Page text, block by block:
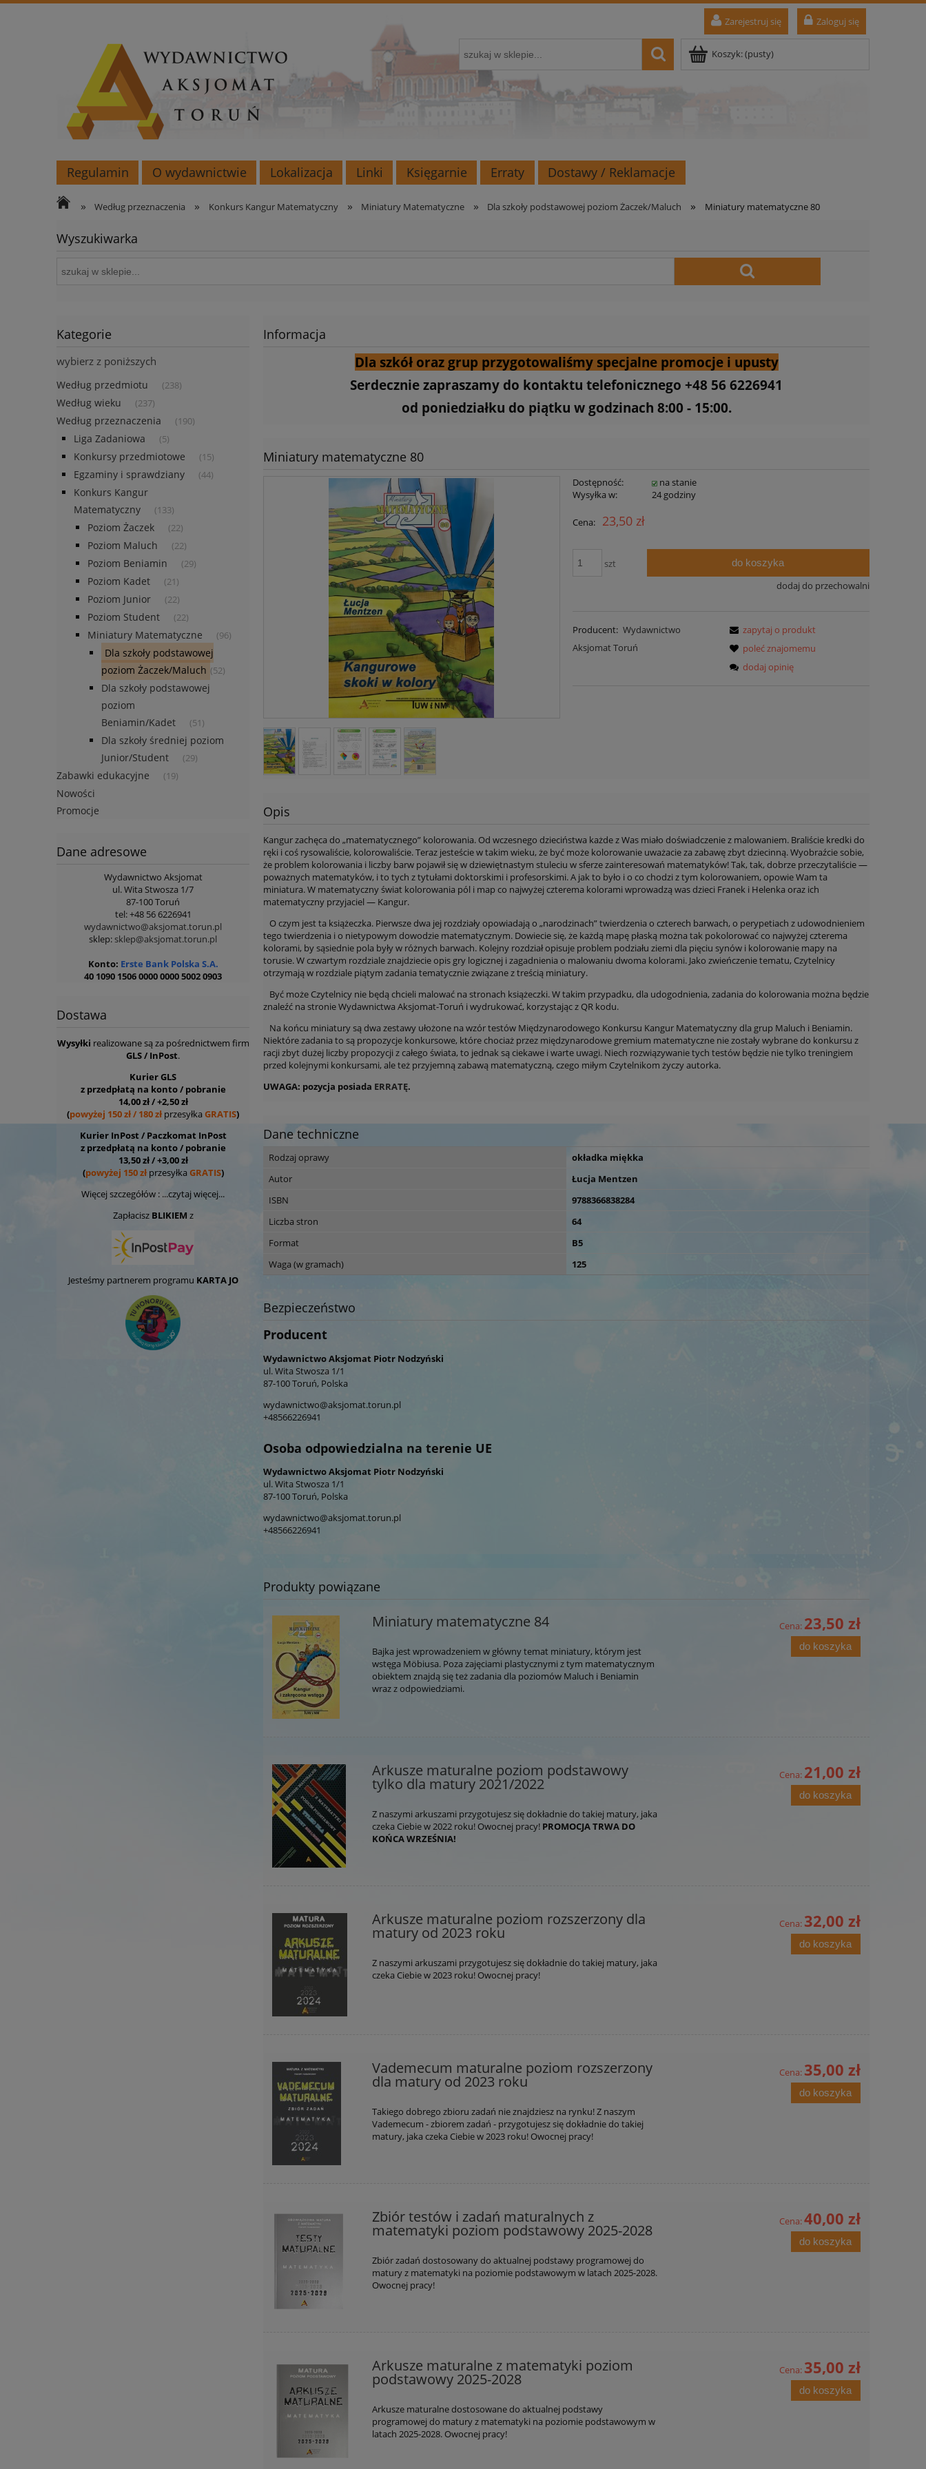
Zarejestruj się Zaloguj się
Koszyk:(pusty)
Regulamin O wydawnictwie Lokalizacja Linki Księgarnie Erraty Dostawy / Reklamacje
» Według przeznaczenia » Konkurs Kangur Matematyczny » Miniatury Matematyczne » Dla szkoły podstawowej poziom Żaczek/Maluch » Miniatury matematyczne 80
Wyszukiwarka
Kategorie
wybierz z poniższych
Według przedmiotu (238)
Według wieku (237)
Według przeznaczenia (190)
Liga Zadaniowa (5)
Konkursy przedmiotowe (15)
Egzaminy i sprawdziany (44)
Konkurs Kangur
Matematyczny
(133)
Poziom Żaczek (22)
Poziom Maluch (22)
Poziom Beniamin (29)
Poziom Kadet (21)
Poziom Junior (22)
Poziom Student (22)
Miniatury Matematyczne (96)
Dla szkoły podstawowej
poziom Żaczek/Maluch (52)
Dla szkoły podstawowej
poziom
Beniamin/Kadet
(51)
Dla szkoły średniej poziom
Junior/Student
(29)
Zabawki edukacyjne (19)
Nowości
Promocje
Dane adresowe
Wydawnictwo Aksjomat
ul. Wita Stwosza 1/7
87-100 Toruń
tel: +48 56 6226941
wydawnictwo@aksjomat.torun.pl
sklep:sklep@aksjomat.torun.pl
Konto: Erste Bank Polska S.A.
40 1090 1506 00000000 5002 0903
Dostawa
Wysyłki realizowane są za pośrednictwem firm
GLS / InPost.
Kurier GLS
z przedpłatą na konto / pobranie
14,00 zł / +2,50 zł
(powyżej 150 zł / 180 zł przesyłka GRATIS)
Kurier InPost / Paczkomat InPost
z przedpłatą na konto / pobranie
13,50 zł / +3,00 zł
(powyżej 150 zł przesyłka GRATIS)
Więcej szczegółów : ...czytaj więcej...
Zapłacisz BLIKIEM z
Jesteśmy partnerem programu KARTA JO
Informacja
Dla szkół oraz grup przygotowaliśmy specjalne promocje i upusty
Serdecznie zapraszamy do kontaktu telefonicznego +48 56 6226941
od poniedziałku do piątku w godzinach 8:00 - 15:00.
Miniatury matematyczne 80
Dostępność:
na stanie
Wysyłka w:
24 godziny
Cena: 23,50 zł
szt do koszyka
dodaj do przechowalni
Producent: Wydawnictwo
Aksjomat Toruń
zapytaj o produkt
poleć znajomemu
dodaj opinię
Opis
Kangur zachęca do „matematycznego” kolorowania. Od wczesnego dzieciństwa każde z Was miało doświadczenie z malowaniem. Braliście kredki do
ręki i coś rysowaliście, kolorowaliście. Teraz jesteście w takim wieku, że być może kolorowanie uważacie za zabawę zbyt dziecinną. Wyobraźcie sobie,
że problem kolorowania i liczby barw pojawił się w dziewiętnastym stuleciu w sferze zainteresowań matematyków! Tak, tak, dobrze przeczytaliście —
poważnych matematyków, i to tych z tytułami doktorskimi i profesorskimi. A jak to było i o co chodzi z tym kolorowaniem, opowie Wam ta
miniatura. W matematyczny świat kolorowania pól i map co najwyżej czterema kolorami wprowadzą was dzieci Franek i Helenka oraz ich
matematyczny przyjaciel — Kangur.
O czym jest ta książeczka. Pierwsze dwa jej rozdziały opowiadają o „narodzinach” twierdzenia o czterech barwach, o perypetiach z udowodnieniem
tego twierdzenia i o nietypowym dowodzie matematycznym. Dowiecie się, że każdą mapę płaską można tak pokolorować co najwyżej czterema
kolorami, by sąsiednie pola były w różnych barwach. Kolejny rozdział opisuje problem podziału ziemi dla pięciu synów i kolorowanie mapy na
torusie. W czwartym rozdziale znajdziecie opis gry logicznej i zagadnienia o malowaniu dwoma kolorami. Jako zwieńczenie tematu, Czytelnicy
otrzymają w rozdziale piątym zadania tematycznie związane z treścią miniatury.
Być może Czytelnicy nie będą chcieli malować na stronach książeczki. W takim przypadku, dla udogodnienia, zadania do kolorowania można będzie
znaleźć na stronie Wydawnictwa Aksjomat-Toruń i wydrukować, korzystając z QR kodu.
Na końcu miniatury są dwa zestawy ułożone na wzór testów Międzynarodowego Konkursu Kangur Matematyczny dla grup Maluch i Beniamin.
Niektóre zadania to są propozycje konkursowe, które chociaż przez międzynarodowe gremium matematyczne nie zostały wybrane do konkursu z
racji zbyt dużej liczby propozycji z całego świata, to jednak są ciekawe i warte uwagi. Niech rozwiązywanie tych testów będzie nie tylko treningiem
przed kolejnymi konkursami, ale też przyjemną zabawą matematyczną, czego miłym Czytelnikom życzy autorka.
UWAGA: pozycja posiada ERRATĘ.
Dane techniczne
Rodzaj oprawy
okładka miękka
Autor
Łucja Mentzen
ISBN
9788366838284
Liczba stron
64
Format
B5
Waga (w gramach)
125
Bezpieczeństwo
Producent
Wydawnictwo Aksjomat Piotr Nodzyński
ul. Wita Stwosza 1/1
87-100 Toruń, Polska
wydawnictwo@aksjomat.torun.pl
+48566226941
Osoba odpowiedzialna na terenie UE
Wydawnictwo Aksjomat Piotr Nodzyński
ul. Wita Stwosza 1/1
87-100 Toruń, Polska
wydawnictwo@aksjomat.torun.pl
+48566226941
Produkty powiązane
Miniatury matematyczne 84
Bajka jest wprowadzeniem w główny temat miniatury, którym jest
wstęga Möbiusa. Poza zajęciami plastycznymi z tym matematycznym
obiektem znajdą się też zadania dla poziomów Maluch i Beniamin
wraz z odpowiedziami.
Cena: 23,50 zł
do koszyka
Arkusze maturalne poziom podstawowy
tylko dla matury 2021/2022
Z naszymi arkuszami przygotujesz się dokładnie do takiej matury, jaka
czeka Ciebie w 2022 roku! Owocnej pracy! PROMOCJA TRWA DO
KOŃCA WRZEŚNIA!
Cena: 21,00 zł
do koszyka
Arkusze maturalne poziom rozszerzony dla
matury od 2023 roku
Z naszymi arkuszami przygotujesz się dokładnie do takiej matury, jaka
czeka Ciebie w 2023 roku! Owocnej pracy!
Cena: 32,00 zł
do koszyka
Vademecum maturalne poziom rozszerzony
dla matury od 2023 roku
Takiego dobrego zbioru zadań nie znajdziesz na rynku! Z naszym
Vademecum - zbiorem zadań - przygotujesz się dokładnie do takiej
matury, jaka czeka Ciebie w 2023 roku! Owocnej pracy!
Cena: 35,00 zł
do koszyka
Zbiór testów i zadań maturalnych z
matematyki poziom podstawowy 2025-2028
Zbiór zadań dostosowany do aktualnej podstawy programowej do
matury z matematyki na poziomie podstawowym w latach 2025-2028.
Owocnej pracy!
Cena:40,00 zł
do koszyka
Arkusze maturalne z matematyki poziom
podstawowy 2025-2028
Arkusze maturalne dostosowane do aktualnej podstawy
programowej do matury z matematyki na poziomie podstawowym w
latach 2025-2028. Owocnej pracy!
Cena: 35,00 zł
do koszyka